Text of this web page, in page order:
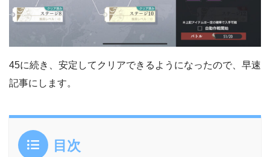
45に続き、安定してクリアできるようになったので、早速
記事にします。
目次